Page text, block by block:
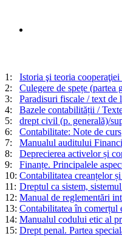
1:
Istoria şi teoria
2:
Culegere de spețe (partea
3:
Paradisuri fiscale / text de
4:
Bazele contabilității /
5:
drept civil (p. generală)/
6:
Contabilitate: Note de curs
7:
Manualul auditului
8:
Deprecierea activelor și
9:
Finanțe. Principalele
10: Contabilitatea creanțelor
11: Dreptul ca sistem,
12: Manual de reglementări
13: Contabilitatea în comerțul
14: Manualul codului etic al
15: Drept penal. Partea